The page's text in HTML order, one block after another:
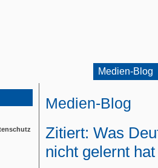
Medien-Blog
Medien-Blog
Zitiert: Was
nicht gelernt hat